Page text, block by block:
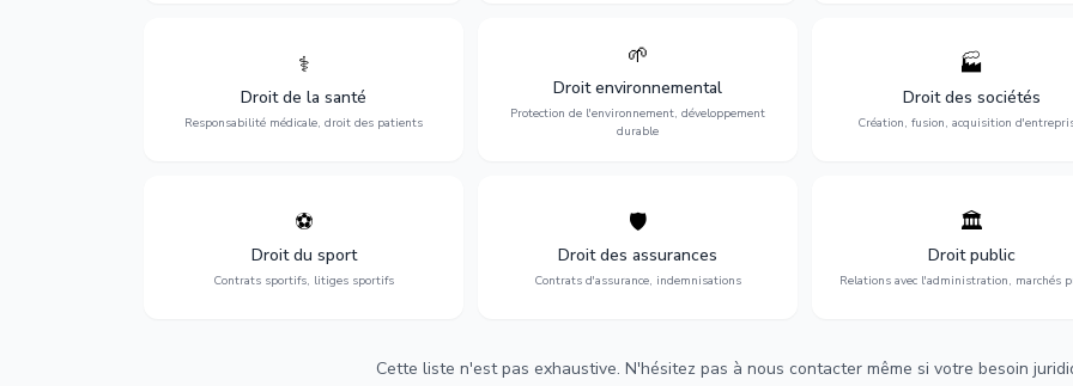
⚕️
Droit de la santé
Responsabilité médicale, droit des patients
Défense de vos droits médicaux : erreurs
médicales, responsabilité des praticiens
et indemnisation.
🌱
Droit environnemental
Protection de l'environnement, développement
durable
environnementale, litiges et
développement durable.
🏭
Droit des sociétés
Création, fusion, acquisition
Structuration de votre société :
fusion-acquisition, gouvernance
restructuration.
⚽
Droit du sport
Contrats sportifs, litiges sportifs
Expertise en droit sportif : contrats de
sportifs, transferts, sponsoring et
contentieux.
🛡️
Droit des assurances
Contrats d'assurance, indemnisations
Défense de vos intérêts : contrats
d'assurance, sinistres et indemnisations
optimales.
🏛️
Droit public
Relations avec l'administration, marchés
Gestion de vos relations avec
l'administration : marchés
urbanisme et contentieux.
Cette liste n'est pas exhaustive. N'hésitez pas à nous contacter même si votre besoin